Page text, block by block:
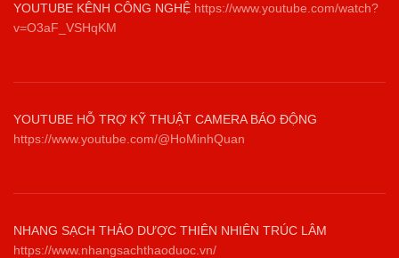
YOUTUBE KÊNH CÔNG NGHỆ https://www.youtube.com/watch?
v=O3aF_VSHqKM
YOUTUBE HỖ TRỢ KỸ THUẬT CAMERA BÁO ĐỘNG
https://www.youtube.com/@HoMinhQuan
NHANG SẠCH THẢO DƯỢC THIÊN NHIÊN TRÚC LÂM
https://www.nhangsachthaoduoc.vn/